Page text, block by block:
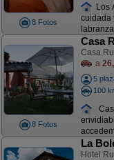
8 Fotos
Los
cuidada
8 Fotos
Casa
Casa
a
5
100
La
Hotel